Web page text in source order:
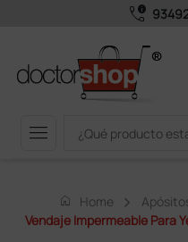
call_quality
menu
home Home
Vendaje Impermeable Para